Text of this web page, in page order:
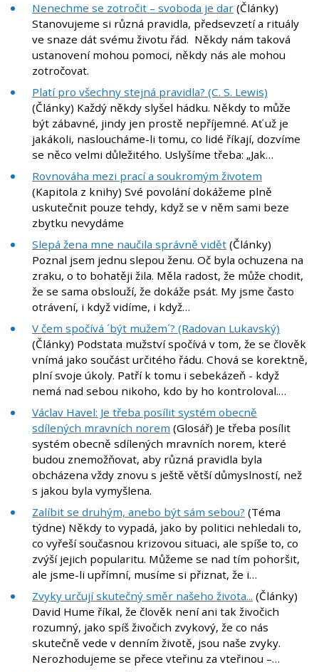
Nenechme se zotročit – svoboda je dar (Články)
Stanovujeme si různá pravidla, předsevzetí a rituály
ve snaze dát svému životu řád. Někdy nám taková
ustanovení mohou pomoci, někdy nás ale mohou
zotročovat.
Platí pro všechny stejná pravidla? (C. S. Lewis)
(Články) Každý někdy slyšel hádku. Někdy to může
být zábavné, jindy jen prostě nepříjemné. Ať už je
jakákoli, nasloucháme-li tomu, co lidé říkají, dozvíme
se něco velmi důležitého. Uslyšíme třeba: „Jak…
Rovnováha mezi prací a soukromým životem
(Kapitola z knihy) Své povolání dokážeme plně
uskutečnit pouze tehdy, když se v něm sami beze
zbytku nevydáme
Slepá žena mne naučila správně vidět (Články)
Poznal jsem jednu slepou ženu. Oč byla ochuzena na
zraku, o to bohatěji žila. Měla radost, že může chodit,
že se sama obslouží, že dokáže psát. My jsme často
otrávení, i když vidíme, i když…
V čem spočívá ´být mužem´? (Radovan Lukavský)
(Články) Podstata mužství spočívá v tom, že se člověk
vnímá jako součást určitého řádu. Chová se korektně,
plní svoje úkoly. Patří k tomu i sebekázeň - když
nemá nad sebou nikoho, kdo by ho kontroloval.…
Václav Havel: Je třeba posílit systém obecně
sdílených mravních norem (Glosář) Je třeba posílit
systém obecně sdílených mravních norem, které
budou znemožňovat, aby různá pravidla byla
obcházena vždy znovu s ještě větší důmyslností, než
s jakou byla vymyšlena.
Zalíbit se druhým, anebo být sám sebou? (Téma
týdne) Někdy to vypadá, jako by politici nehledali to,
co vyřeší současnou krizovou situaci, ale spíše to, co
zvýší jejich popularitu. Můžeme se nad tím pohoršit,
ale jsme-li upřímní, musíme si přiznat, že i…
Zvyky určují skutečný směr našeho života... (Články)
David Hume říkal, že člověk není ani tak živočich
rozumný, jako spíš živočich zvykový, že co nás
skutečně vede v denním životě, jsou naše zvyky.
Nerozhodujeme se přece vteřinu za vteřinou –…